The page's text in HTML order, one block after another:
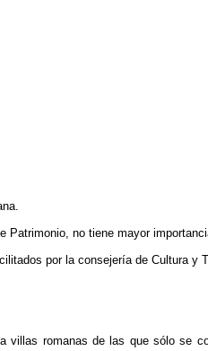
Patrimonio, no tiene mayor
por la consejería de Cultura y
villas romanas de las que sólo se